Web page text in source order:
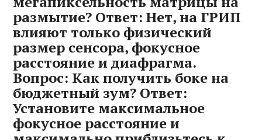
размытие? Ответ: Нет, на ГРИП
влияют только физический
размер сенсора, фокусное
расстояние и диафрагма.
Вопрос: Как получить боке на
бюджетный зум? Ответ:
Установите максимальное
фокусное расстояние и